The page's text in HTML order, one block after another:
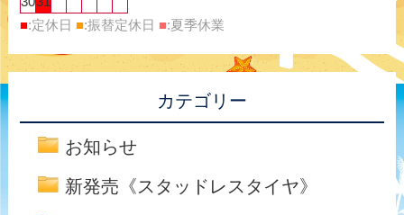
■:定休日 ■:振替定休日 ■:夏季休業
カテゴリー
お知らせ
新発売《スタッドレスタイヤ》